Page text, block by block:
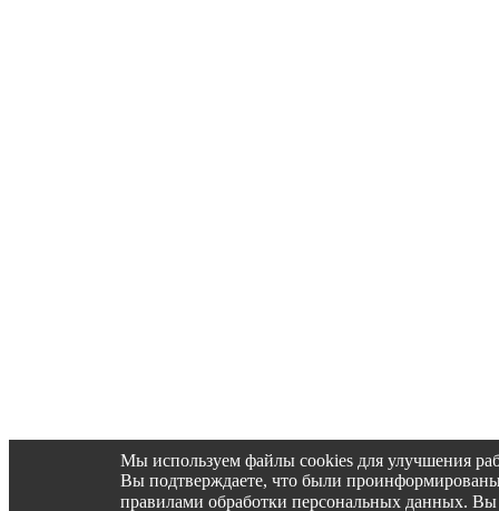
Мы используем файлы cookies для улучшения
Вы подтверждаете, что были
правилами обработки персональных данных.